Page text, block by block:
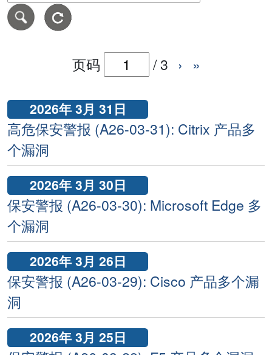
页码 /3 › »
2026年 3月 31日
高危保安警报 (A26-03-31): Citrix 产品多
个漏洞
2026年 3月 30日
保安警报 (A26-03-30): Microsoft Edge 多
个漏洞
2026年 3月 26日
保安警报 (A26-03-29): Cisco 产品多个漏
洞
2026年 3月 25日